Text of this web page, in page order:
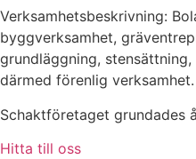
Verksamhetsbeskrivning:
byggverksamhet,
grundläggning,
därmed förenlig verksamhet.
Schaktföretaget grundades
Hitta till oss